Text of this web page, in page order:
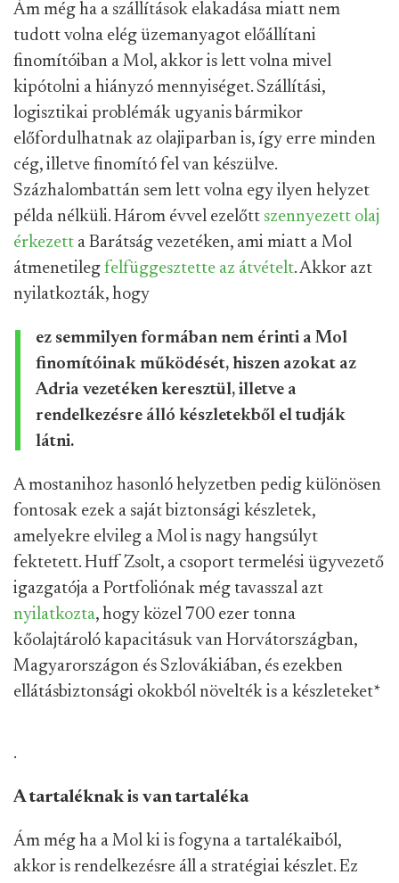
Ám még ha a szállítások elakadása miatt nem
tudott volna elég üzemanyagot előállítani
finomítóiban a Mol, akkor is lett volna mivel
kipótolni a hiányzó mennyiséget. Szállítási,
logisztikai problémák ugyanis bármikor
előfordulhatnak az olajiparban is, így erre minden
cég, illetve finomító fel van készülve.
Százhalombattán sem lett volna egy ilyen helyzet
példa nélküli. Három évvel ezelőtt szennyezett olaj
érkezett a Barátság vezetéken, ami miatt a Mol
átmenetileg felfüggesztette az átvételt. Akkor azt
nyilatkozták, hogy
ez semmilyen formában nem érinti a Mol
finomítóinak működését, hiszen azokat az
Adria vezetéken keresztül, illetve a
rendelkezésre álló készletekből el tudják
látni.
A mostanihoz hasonló helyzetben pedig különösen
fontosak ezek a saját biztonsági készletek,
amelyekre elvileg a Mol is nagy hangsúlyt
fektetett. Huff Zsolt, a csoport termelési ügyvezető
igazgatója a Portfoliónak még tavasszal azt
nyilatkozta, hogy közel 700 ezer tonna
kőolajtároló kapacitásuk van Horvátországban,
Magyarországon és Szlovákiában, és ezekben
ellátásbiztonsági okokból növelték is a készleteket*
.
A tartaléknak is van tartaléka
Ám még ha a Mol ki is fogyna a tartalékaiból,
akkor is rendelkezésre áll a stratégiai készlet. Ez